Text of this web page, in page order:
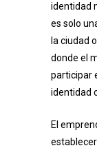
identidad
es solo
la ciudad
donde el
participar
identidad
El